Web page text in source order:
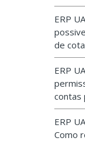
ERP
de
ERP
contas
ERP
Como